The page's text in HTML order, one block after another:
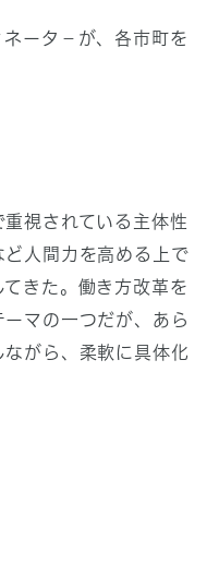
ータ－が、各市町を
視されている主体性
人間力を高める上で
きた。働き方改革を
マの一つだが、あら
がら、柔軟に具体化